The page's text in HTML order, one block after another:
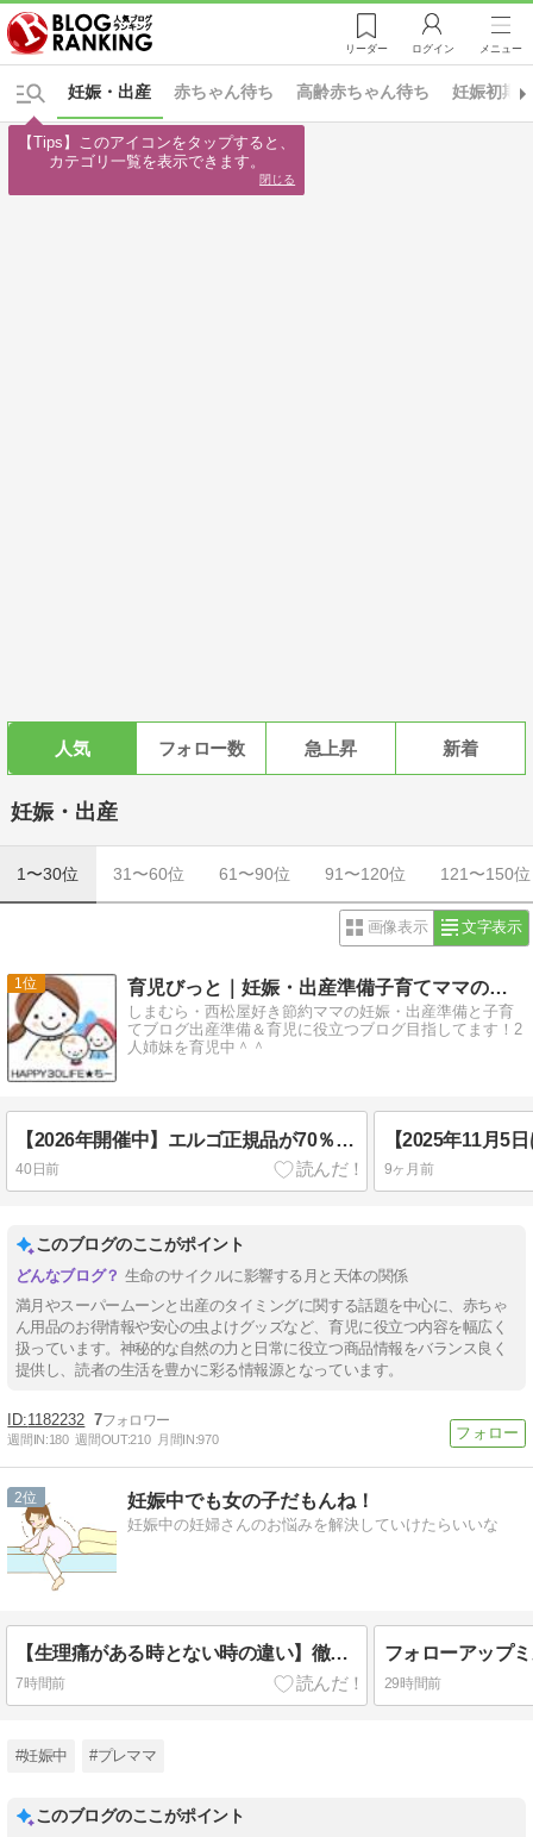
リーダー ログイン メニュー
妊娠・出産 赤ちゃん待ち 高齢赤ちゃん待ち 妊娠初期
人気 フォロー数 急上昇 新着
妊娠・出産
1〜30位 31〜60位 61〜90位 91〜120位 121〜150位
画像表示 文字表示
1 育児びっと｜妊娠・出産準備子育てママのブログ
しまむら・西松屋好き節約ママの妊娠・出産準備と子育
てブログ出産準備＆育児に役立つブログ目指してます！2
人姉妹を育児中＾＾
【2026年開催中】エルゴ正規品が70％OFF！ダッドウェイセール
40日前 9ヶ月前
このブログのここがポイント
生命のサイクルに影響する月と天体の関係
満月やスーパームーンと出産のタイミングに関する話題を中心に、赤ちゃ
ん用品のお得情報や安心の虫よけグッズなど、育児に役立つ内容を幅広く
扱っています。神秘的な自然の力と日常に役立つ商品情報をバランス良く
提供し、読者の生活を豊かに彩る情報源となっています。
1182232 7
週間IN:180 週間OUT:210 月間IN:970
2 妊娠中でも女の子だもんね！
妊娠中の妊婦さんのお悩みを解決していけたらいいな
【生理痛がある時とない時の違い】徹底解説！痛みの原因と対策法はこれだ
7時間前 29時間前
#妊娠中 #プレママ
このブログのここがポイント
【Tips】このアイコンをタップすると、
カテゴリ一覧を表示できます。
閉じる